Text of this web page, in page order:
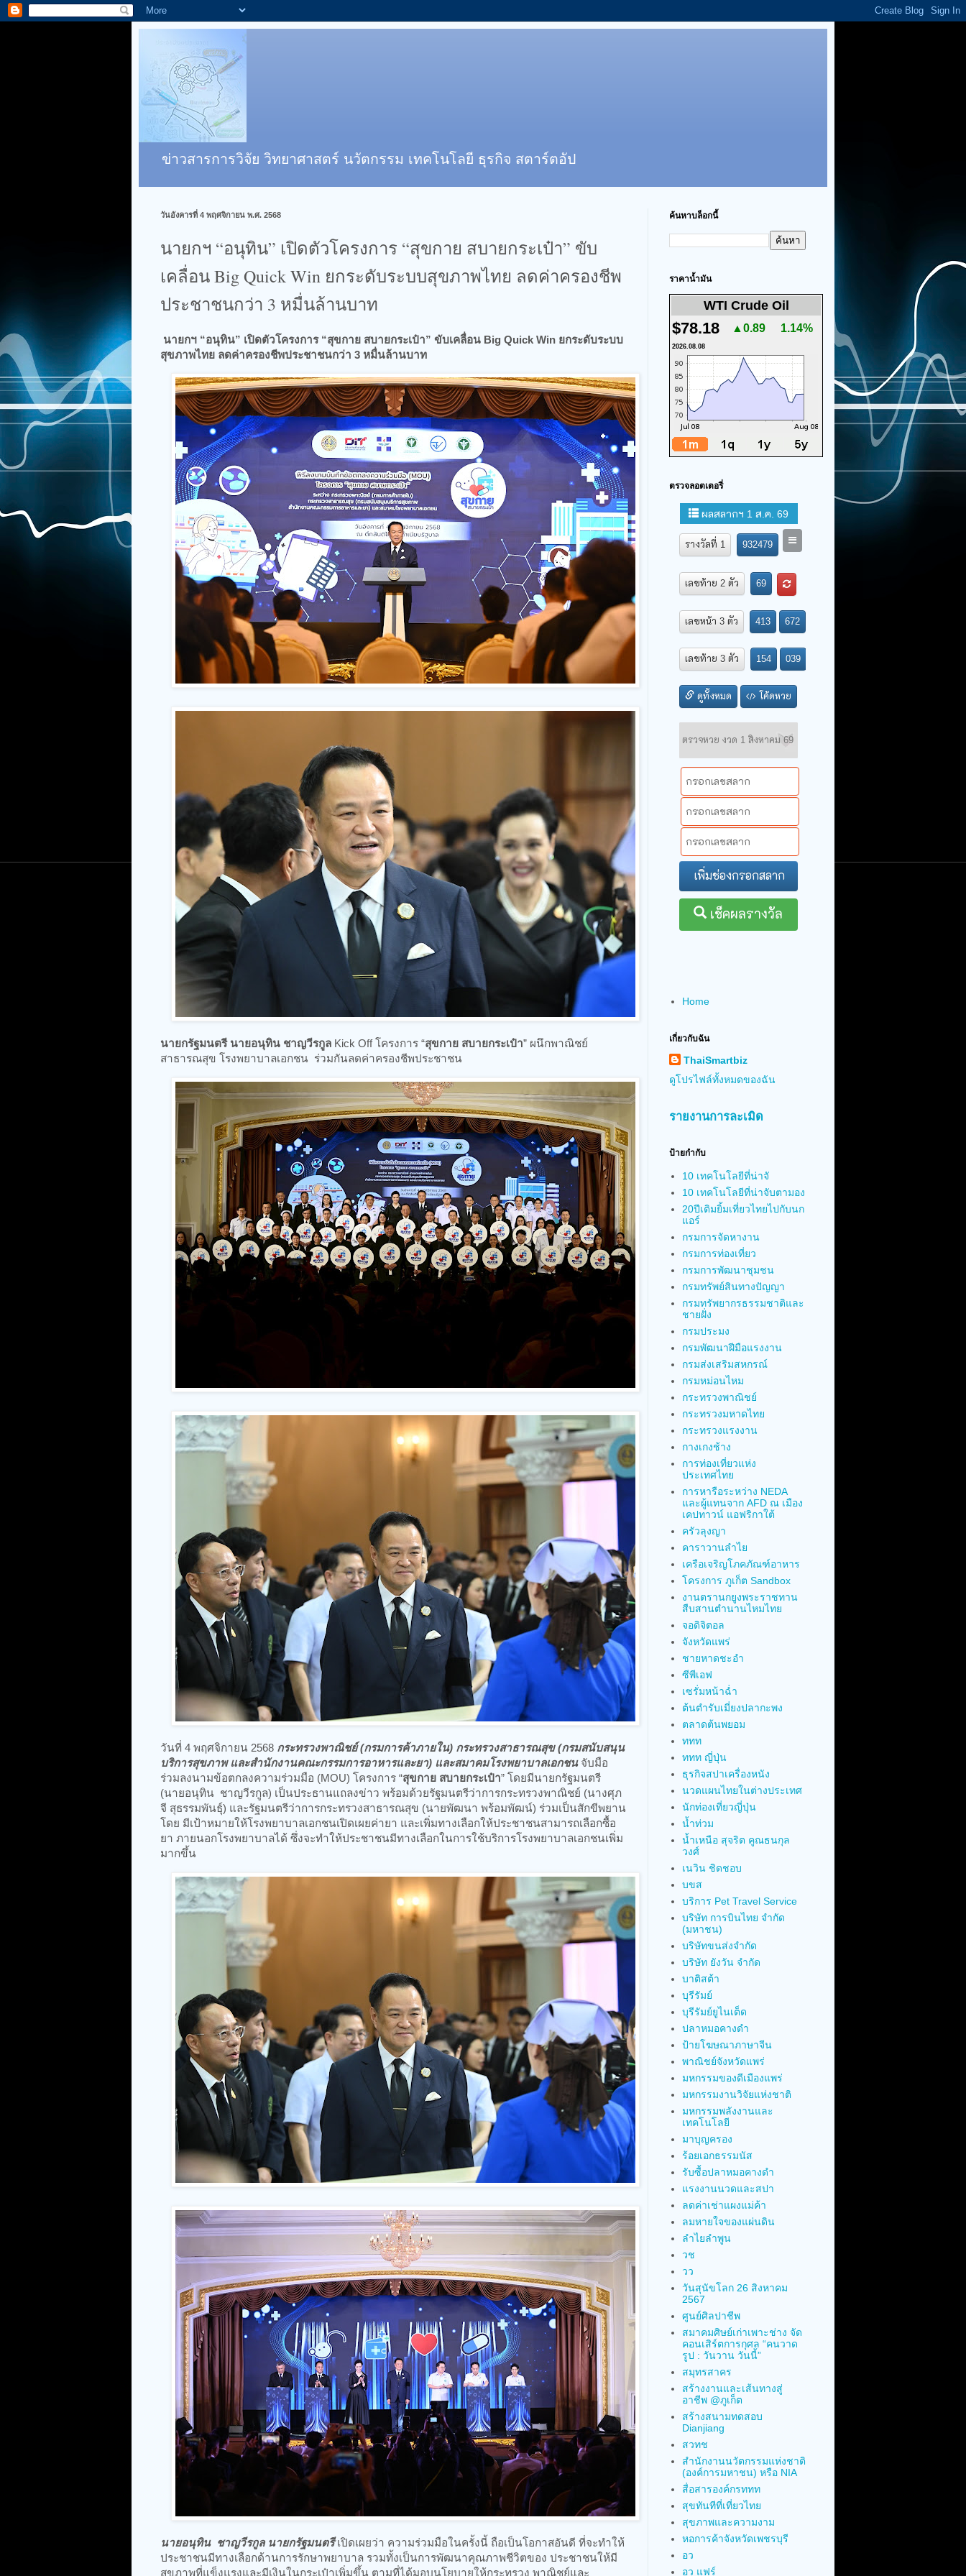
ข่าวสารการวิจัย วิทยาศาสตร์ นวัตกรรม เทคโนโลยี ธุรกิจ สตาร์ตอัป
วันอังคารที่ 4 พฤศจิกายน พ.ศ. 2568
นายกฯ “อนุทิน” เปิดตัวโครงการ “สุขกาย สบายกระเป๋า” ขับ
เคลื่อน Big Quick Win ยกระดับระบบสุขภาพไทย ลดค่าครองชีพ
ประชาชนกว่า 3 หมื่นล้านบาท
นายกฯ “อนุทิน” เปิดตัวโครงการ “สุขกาย สบายกระเป๋า” ขับเคลื่อน Big Quick Win ยกระดับระบบ
สุขภาพไทย ลดค่าครองชีพประชาชนกว่า 3 หมื่นล้านบาท
นายกรัฐมนตรี นายอนุทิน ชาญวีรกูล Kick Off โครงการ “สุขกาย สบายกระเป๋า” ผนึกพาณิชย์
สาธารณสุข โรงพยาบาลเอกชน ร่วมกันลดค่าครองชีพประชาชน
วันที่ 4 พฤศจิกายน 2568 กระทรวงพาณิชย์ (กรมการค้าภายใน) กระทรวงสาธารณสุข (กรมสนับสนุน
บริการสุขภาพ และสำนักงานคณะกรรมการอาหารและยา) และสมาคมโรงพยาบาลเอกชน จับมือ
ร่วมลงนามข้อตกลงความร่วมมือ (MOU) โครงการ “สุขกาย สบายกระเป๋า” โดยมีนายกรัฐมนตรี
(นายอนุทิน ชาญวีรกูล) เป็นประธานแถลงข่าว พร้อมด้วยรัฐมนตรีว่าการกระทรวงพาณิชย์ (นางศุภ
จี สุธรรมพันธุ์) และรัฐมนตรีว่าการกระทรวงสาธารณสุข (นายพัฒนา พร้อมพัฒน์) ร่วมเป็นสักขีพยาน
โดย มีเป้าหมายให้โรงพยาบาลเอกชนเปิดเผยค่ายา และเพิ่มทางเลือกให้ประชาชนสามารถเลือกซื้อ
ยา ภายนอกโรงพยาบาลได้ ซึ่งจะทำให้ประชาชนมีทางเลือกในการใช้บริการโรงพยาบาลเอกชนเพิ่ม
มากขึ้น
นายอนุทิน ชาญวีรกูล นายกรัฐมนตรีเปิดเผยว่า ความร่วมมือในครั้งนี้ ถือเป็นโอกาสอันดี ที่จะทำให้
ประชาชนมีทางเลือกด้านการรักษาพยาบาล รวมทั้งเป็นการพัฒนาคุณภาพชีวิตของ ประชาชนให้มี
สุขภาพที่แข็งแรงและมีเงินในกระเป๋าเพิ่มขึ้น ตามที่ได้มอบนโยบายให้กระทรวง พาณิชย์และ
ค้นหาบล็อกนี้
ราคาน้ำมัน
WTI Crude Oil
$78.18 ▲0.89 1.14%
2026.08.08
ตรวจลอตเตอรี่
Home
เกี่ยวกับฉัน
ThaiSmartbiz
ดูโปรไฟล์ทั้งหมดของฉัน
รายงานการละเมิด
ป้ายกำกับ
10 เทคโนโลยีที่น่าจั
10 เทคโนโลยีที่น่าจับตามอง
20ปีเติมยิ้มเที่ยวไทยไปกับนก
แอร์
กรมการจัดหางาน
กรมการท่องเที่ยว
กรมการพัฒนาชุมชน
กรมทรัพย์สินทางปัญญา
กรมทรัพยากรธรรมชาติและ
ชายฝั่ง
กรมประมง
กรมพัฒนาฝีมือแรงงาน
กรมส่งเสริมสหกรณ์
กรมหม่อนไหม
กระทรวงพาณิชย์
กระทรวงมหาดไทย
กระทรวงแรงงาน
กางเกงช้าง
การท่องเที่ยวแห่ง
ประเทศไทย
การหารือระหว่าง NEDA
และผู้แทนจาก AFD ณ เมือง
เคปทาวน์ แอฟริกาใต้
ครัวลุงญา
คาราวานลำไย
เครือเจริญโภคภัณฑ์อาหาร
โครงการ ภูเก็ต Sandbox
งานตรานกยูงพระราชทาน
สืบสานตำนานไหมไทย
จอดิจิตอล
จังหวัดแพร่
ชายหาดชะอำ
ซีพีเอฟ
เซรั่มหน้าฉ่ำ
ต้นตำรับเมี่ยงปลากะพง
ตลาดต้นพยอม
ททท
ททท ญี่ปุ่น
ธุรกิจสปาเครื่องหนัง
นวดแผนไทยในต่างประเทศ
นักท่องเที่ยวญี่ปุ่น
น้ำท่วม
น้ำเหนือ สุจริต คูณธนกุล
วงศ์
เนวิน ชิดชอบ
บขส
บริการ Pet Travel Service
บริษัท การบินไทย จำกัด
(มหาชน)
บริษัทขนส่งจำกัด
บริษัท ยังวัน จำกัด
บาติสต้า
บุรีรัมย์
บุรีรัมย์ยูไนเต็ด
ปลาหมอคางดำ
ป้ายโฆษณาภาษาจีน
พาณิชย์จังหวัดแพร่
มหกรรมของดีเมืองแพร่
มหกรรมงานวิจัยแห่งชาติ
มหกรรมพลังงานและ
เทคโนโลยี
มาบุญครอง
ร้อยเอกธรรมนัส
รับซื้อปลาหมอคางดำ
แรงงานนวดและสปา
ลดค่าเช่าแผงแม่ค้า
ลมหายใจของแผ่นดิน
ลำไยลำพูน
วช
วว
วันสุนัขโลก 26 สิงหาคม
2567
ศูนย์ศิลปาชีพ
สมาคมศิษย์เก่าเพาะช่าง จัด
คอนเสิร์ตการกุศล “คนวาด
รูป : วันวาน วันนี้”
สมุทรสาคร
สร้างงานและเส้นทางสู่
อาชีพ @ภูเก็ต
สร้างสนามทดสอบ
Dianjiang
สวทช
สำนักงานนวัตกรรมแห่งชาติ
(องค์การมหาชน) หรือ NIA
สื่อสารองค์กรททท
สุขทันทีที่เที่ยวไทย
สุขภาพและความงาม
หอการค้าจังหวัดเพชรบุรี
อว
อว แฟร์